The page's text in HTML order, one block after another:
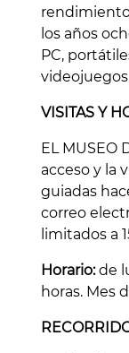
los años
PC,
VISITAS Y
EL MUSEO
acceso y la
guiadas
correo
limitados a
Horario:de
horas. Mes